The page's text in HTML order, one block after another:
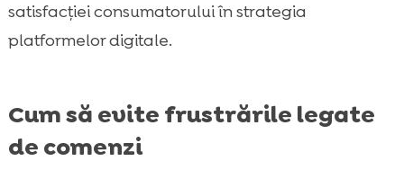
satisfacției consumatorului în strategia
platformelor digitale.
Cum să evite frustrările legate
de comenzi